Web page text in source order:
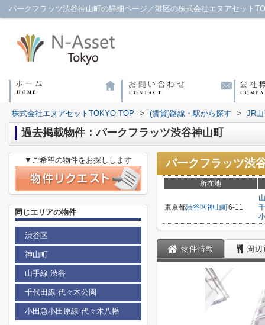
パークフラッツ渋谷神山町の詳細ページ／港区の株式会社エヌアセット
株式会社エヌアセットTOKYO TOP > (賃貸)路線・駅から探す > JR
過去掲載物件：パークフラッツ渋谷神山町
パークフラッツ渋
所在地
東京都渋谷区神山町6-11
物件情報 周
▼ご希望の物件をお探しします
同じエリアの物件
渋谷区
神山町
山手線 渋谷
千代田線 代々木公園
小田急小田原線 代々木八幡